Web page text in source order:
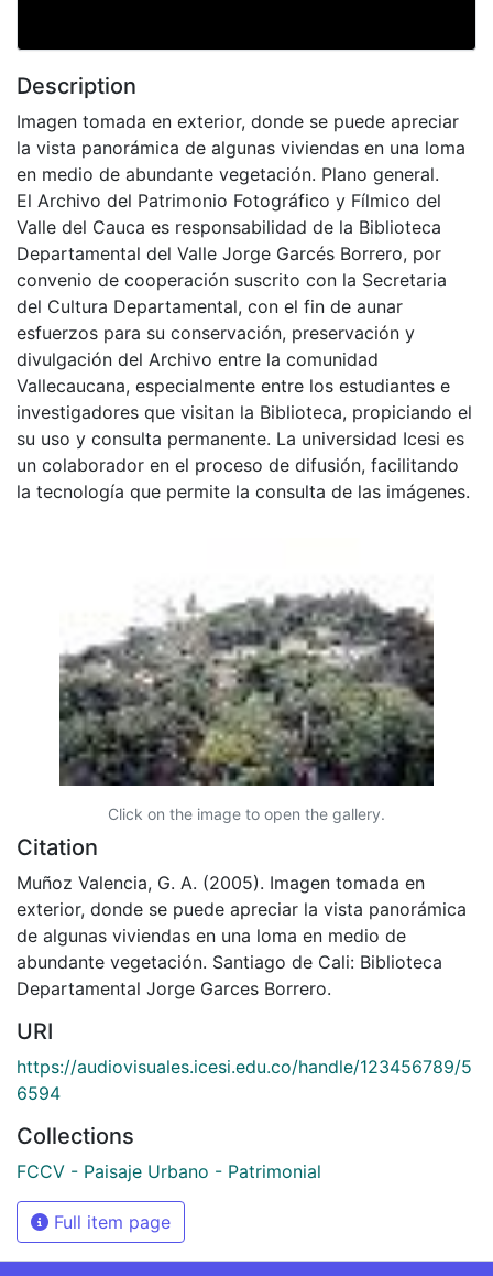
Description
Imagen tomada en exterior, donde se puede apreciar
la vista panorámica de algunas viviendas en una loma
en medio de abundante vegetación. Plano general.
El Archivo del Patrimonio Fotográfico y Fílmico del
Valle del Cauca es responsabilidad de la Biblioteca
Departamental del Valle Jorge Garcés Borrero, por
convenio de cooperación suscrito con la Secretaria
del Cultura Departamental, con el fin de aunar
esfuerzos para su conservación, preservación y
divulgación del Archivo entre la comunidad
Vallecaucana, especialmente entre los estudiantes e
investigadores que visitan la Biblioteca, propiciando el
su uso y consulta permanente. La universidad Icesi es
un colaborador en el proceso de difusión, facilitando
la tecnología que permite la consulta de las imágenes.
Click on the image to open the gallery.
Citation
Muñoz Valencia, G. A. (2005). Imagen tomada en
exterior, donde se puede apreciar la vista panorámica
de algunas viviendas en una loma en medio de
abundante vegetación. Santiago de Cali: Biblioteca
Departamental Jorge Garces Borrero.
URI
https://audiovisuales.icesi.edu.co/handle/123456789/5
6594
Collections
FCCV - Paisaje Urbano - Patrimonial
Full item page